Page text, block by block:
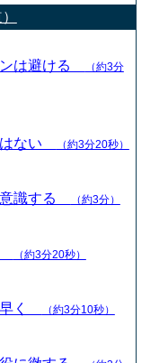
ンは避ける
（約3分
はない （約3分20秒）
意識する （約3分）
（約3分20秒）
早く （約3分10秒）